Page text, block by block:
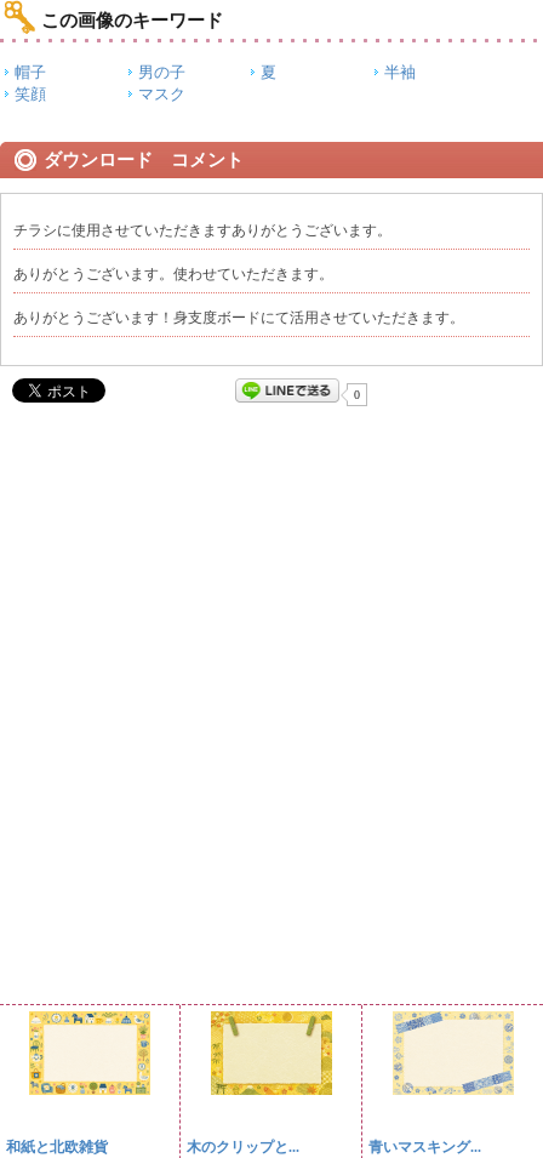
この画像のキーワード
帽子 男の子 夏
半袖
笑顔
マスク
ダウンロード コメント
チラシに使用させていただきますありがとうございます。
ありがとうございます。使わせていただきます。
ありがとうございます！身支度ボードにて活用させていただきます。
0
和紙と北欧雑貨 木のクリップと... 青いマスキング...